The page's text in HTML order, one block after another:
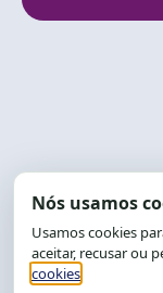
Tel.: (71)